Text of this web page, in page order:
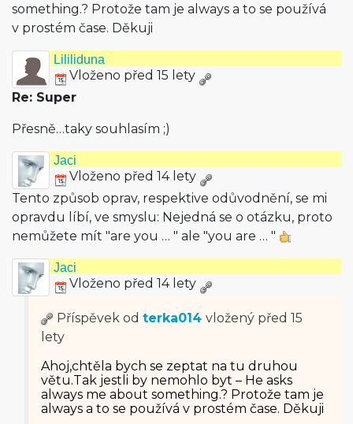
something.? Protože tam je always a to se používá
v prostém čase. Děkuji
Lililiduna
Vloženo před 15 lety
Re: Super
Přesně…taky souhlasím ;)
Jaci
Vloženo před 14 lety
Tento způsob oprav, respektive odůvodnění, se mi
opravdu líbí, ve smyslu: Nejedná se o otázku, proto
nemůžete mít "are you … " ale "you are … "
Jaci
Vloženo před 14 lety
Příspěvek od terka014 vložený před 15
lety
Ahoj,chtěla bych se zeptat na tu druhou
větu.Tak jestli by nemohlo byt – He asks
always me about something.? Protože tam je
always a to se používá v prostém čase. Děkuji